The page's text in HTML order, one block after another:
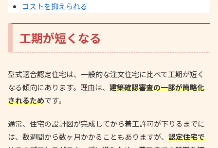
コストを抑えられる
工期が短くなる
型式適合認定住宅は、一般的な注文住宅に比べて工期が短く
なる傾向にあります。理由は、 建築確認審査の一部が簡略化
されるためです。
通常、住宅の設計図が完成してから着工許可が下りるまでに
は、数週間から数ヶ月かかることもありますが、 認定住宅で